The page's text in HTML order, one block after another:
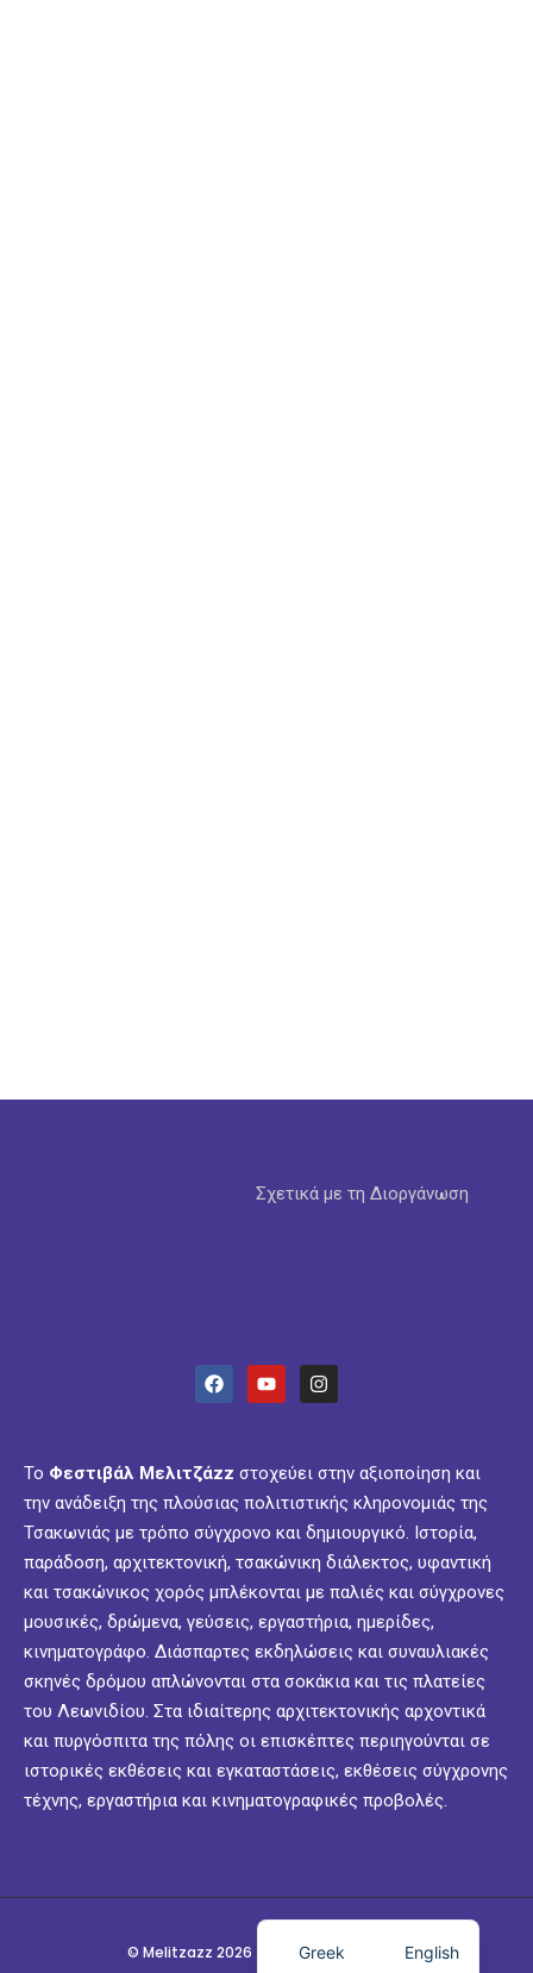
Σχετικά με τη Διοργάνωση
Το Φεστιβάλ Μελιτζάzz στοχεύει στην αξιοποίηση και
την ανάδειξη της πλούσιας πολιτιστικής κληρονομιάς της
Τσακωνιάς με τρόπο σύγχρονο και δημιουργικό. Ιστορία,
παράδοση, αρχιτεκτονική, τσακώνικη διάλεκτος, υφαντική
και τσακώνικος χορός μπλέκονται με παλιές και σύγχρονες
μουσικές, δρώμενα, γεύσεις, εργαστήρια, ημερίδες,
κινηματογράφο. Διάσπαρτες εκδηλώσεις και συναυλιακές
σκηνές δρόμου απλώνονται στα σοκάκια και τις πλατείες
του Λεωνιδίου. Στα ιδιαίτερης αρχιτεκτονικής αρχοντικά
και πυργόσπιτα της πόλης οι επισκέπτες περιηγούνται σε
ιστορικές εκθέσεις και εγκαταστάσεις, εκθέσεις σύγχρονης
τέχνης, εργαστήρια και κινηματογραφικές προβολές.
© Melitzazz 2026 - Festival @ Leonidio
Greek English